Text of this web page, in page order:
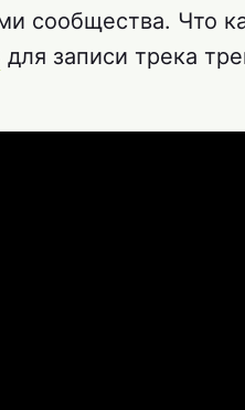
сообщества. Что
для записи трека